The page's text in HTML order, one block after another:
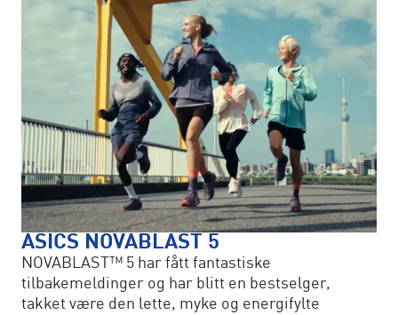
ASICS NOVABLAST 5
NOVABLAST™ 5 har fått fantastiske
tilbakemeldinger og har blitt en bestselger,
takket være den lette, myke og energifylte